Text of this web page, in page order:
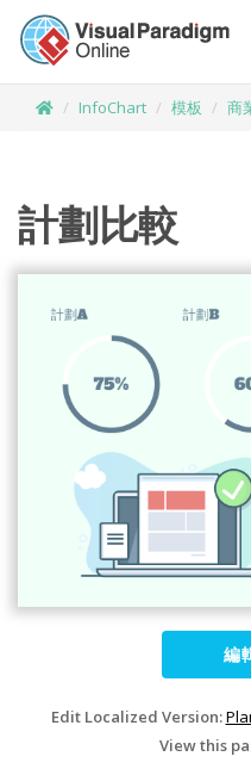
InfoChart 模板 商
計劃比較
編
Edit Localized Version:
View this